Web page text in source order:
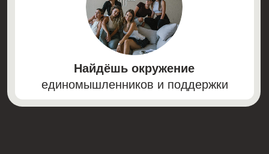
Доступ к урокам в записи «База знаний
по VK и Telegram»
Доступ к урокам в записи «Супер модуль
по искусственному интеллекту
Чаты по городам
Сертификат по окончании обучения
при успешном прохождении курса